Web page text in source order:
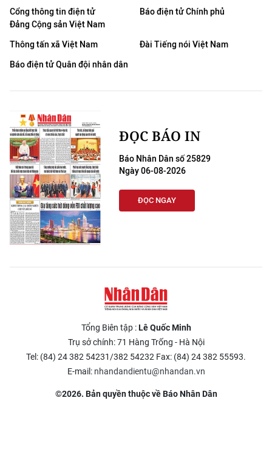
Cổng thông tin điện tử
Đảng Cộng sản Việt Nam
Báo điện tử Chính phủ
Thông tấn xã Việt Nam
Đài Tiếng nói Việt Nam
Báo điện tử Quân đội nhân dân
ĐỌC BÁO IN
Báo Nhân Dân số 25829
Ngày 06-08-2026
ĐỌC NGAY
Tổng Biên tập :Lê Quốc Minh
Trụ sở chính: 71 Hàng Trống - Hà Nội
Tel: (84) 24 382 54231/382 54232 Fax: (84) 24 382 55593.
E-mail: nhandandientu@nhandan.vn
©2026. Bản quyền thuộc về Báo Nhân Dân